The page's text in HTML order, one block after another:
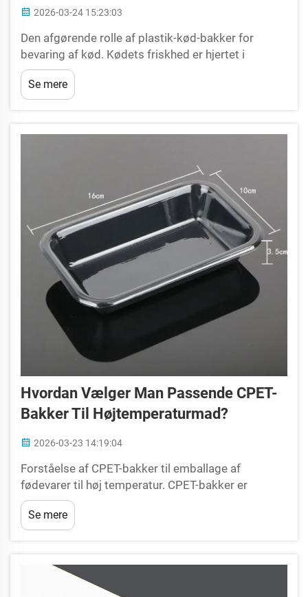
2026-03-24 15:23:03
Den afgørende rolle af plastik-kød-bakker for
bevaring af kød. Kødets friskhed er hjertet i
succesen for enhver kødforarbejdningsvirksomhed,
detailhandler og fødevarevirksomhed. En lille
kompromittering af friskheden fører ikke kun til
Se mere
Hvordan Vælger Man Passende CPET-
Bakker Til Højtemperaturmad?
2026-03-23 14:19:04
Forståelse af CPET-bakker til emballage af
fødevarer til høj temperatur. CPET-bakker er
standarden inden for emballage af fødevarer til høj
temperatur og tilbyder en uslåelig termisk stabilitet
og strukturel integritet, som almindelige
Se mere